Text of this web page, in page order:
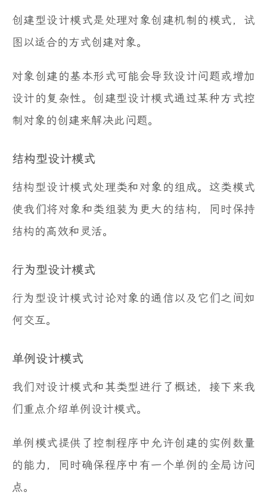
创建型设计模式是处理对象创建机制的模式，试
图以适合的方式创建对象。
对象创建的基本形式可能会导致设计问题或增加
设计的复杂性。创建型设计模式通过某种方式控
制对象的创建来解决此问题。
结构型设计模式
结构型设计模式处理类和对象的组成。这类模式
使我们将对象和类组装为更大的结构，同时保持
结构的高效和灵活。
行为型设计模式
行为型设计模式讨论对象的通信以及它们之间如
何交互。
单例设计模式
我们对设计模式和其类型进行了概述，接下来我
们重点介绍单例设计模式。
单例模式提供了控制程序中允许创建的实例数量
的能力，同时确保程序中有一个单例的全局访问
点。